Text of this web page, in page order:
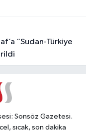
Sonsöz Gazetesi.
sıcak, son dakika